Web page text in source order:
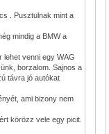
. Pusztulnak mint a
mindig a BMW a
lehet venni egy WAG
borzalom. Sajnos a
távra jó autókat
ami bizony nem
körözz vele egy picit.